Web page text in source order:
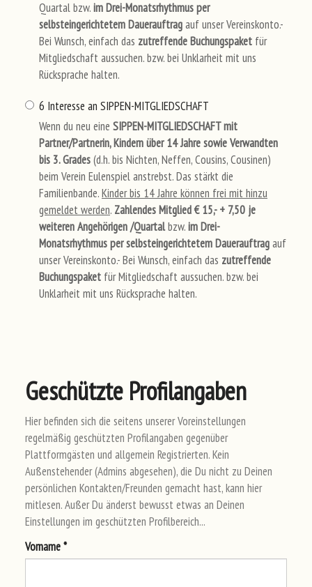
Quartal bzw.im Drei-Monatsrhythmus per
selbsteingerichtetem Dauerauftragauf unser Vereinskonto.-
Bei Wunsch, einfach das zutreffende Buchungspaket für
Mitgliedschaft aussuchen. bzw. bei Unklarheit mit uns
Rücksprache halten.
6 Interesse an SIPPEN-MITGLIEDSCHAFT
Wenn du neu eine SIPPEN-MITGLIEDSCHAFT mit
Partner/Partnerin, Kindern über 14 Jahre sowie Verwandten
bis 3. Grades(d.h. bis Nichten, Neffen, Cousins, Cousinen)
beim Verein Eulenspiel anstrebst. Das stärkt die
Familienbande.Kinder bis 14 Jahre können frei mit hinzu
gemeldet werden. Zahlendes Mitglied € 15,- + 7,50 je
weiteren Angehörigen /Quartalbzw.im Drei-
Monatsrhythmus per selbsteingerichtetem Dauerauftragauf
unser Vereinskonto.- Bei Wunsch, einfach das zutreffende
Buchungspaket für Mitgliedschaft aussuchen. bzw. bei
Unklarheit mit uns Rücksprache halten.
Geschützte Profilangaben
Hier befinden sich die seitens unserer Voreinstellungen
regelmäßig geschützten Profilangaben gegenüber
Plattformgästen und allgemein Registrierten. Kein
Außenstehender (Admins abgesehen), die Du nicht zu Deinen
persönlichen Kontakten/Freunden gemacht hast, kann hier
mitlesen. Außer Du änderst bewusst etwas an Deinen
Einstellungen im geschützten Profilbereich...
Vorname *